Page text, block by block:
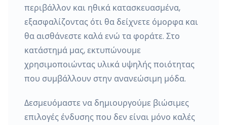
περιβάλλον και ηθικά κατασκευασμένα,
εξασφαλίζοντας ότι θα δείχνετε όμορφα και
θα αισθάνεστε καλά ενώ τα φοράτε. Στο
κατάστημά μας, εκτυπώνουμε
χρησιμοποιώντας υλικά υψηλής ποιότητας
που συμβάλλουν στην ανανεώσιμη μόδα.
Δεσμευόμαστε να δημιουργούμε βιώσιμες
επιλογές ένδυσης που δεν είναι μόνο καλές